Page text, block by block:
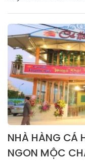
NHÀ HÀNG CÁ
NGON MỘC